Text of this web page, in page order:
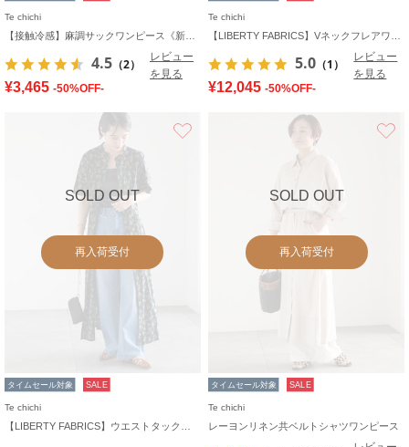
Te chichi
4.5 （2）
レビュー
を見る
¥3,465 -50%OFF-
Te chichi
5.0 （1）
レビュー
を見る
¥12,045 -50%OFF-
SOLD OUT
再入荷受付
タイムセール対象 SALE
Te chichi
SOLD OUT
再入荷受付
タイムセール対象 SALE
Te chichi
レーヨンリネン共ベルトシャツワンピース